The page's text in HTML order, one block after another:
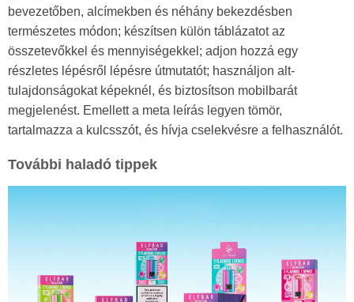
bevezetőben, alcímekben és néhány bekezdésben
természetes módon; készítsen külön táblázatot az
összetevőkkel és mennyiségekkel; adjon hozzá egy
részletes lépésről lépésre útmutatót; használjon alt-
tulajdonságokat képeknél, és biztosítson mobilbarát
megjelenést. Emellett a meta leírás legyen tömör,
tartalmazza a kulcsszót, és hívja cselekvésre a felhasználót.
További haladó tippek